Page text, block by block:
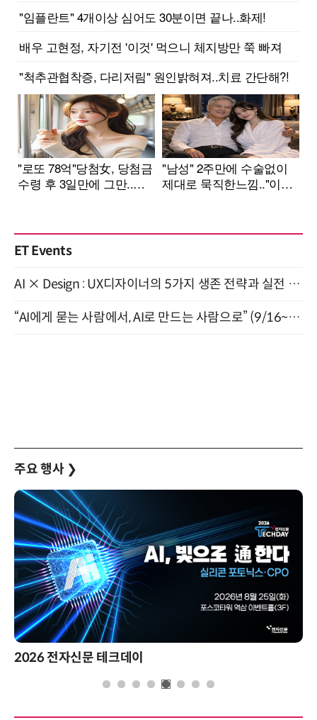
ET Events
AI × Design : UX디자이너의 5가지 생존 전략과 실전 대응 8월 28일 개최
“AI에게 묻는 사람에서, AI로 만드는 사람으로” (9/16~17)
주요 행사 ❯
2026 전자신문 테크데이